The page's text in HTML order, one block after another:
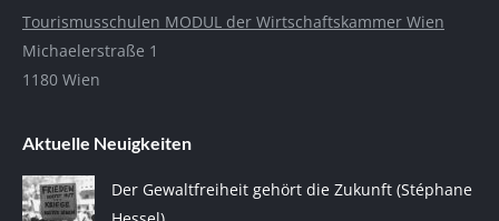
Tourismusschulen MODUL der Wirtschaftskammer Wien
Michaelerstraße 1
1180 Wien
Aktuelle Neuigkeiten
Der Gewaltfreiheit gehört die Zukunft (Stéphane